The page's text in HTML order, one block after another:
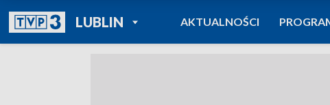
LUBLINPOWRÓT DO
TVP REGIONY
AKTUALNOŚCI